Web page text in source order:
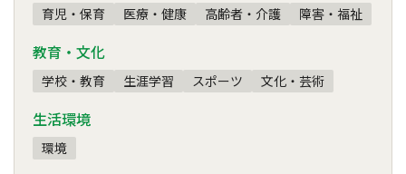
育児・保育 医療・健康 高齢者・介護 障害・福祉
教育・文化
学校・教育 生涯学習 スポーツ 文化・芸術
生活環境
環境